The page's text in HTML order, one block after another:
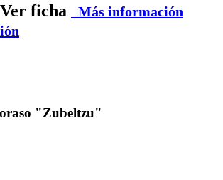
ficha
Más información
"Zubeltzu"